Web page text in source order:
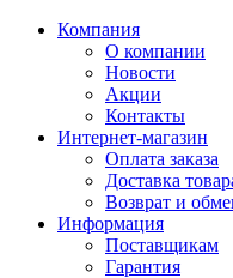
Компания
О компании
Новости
Акции
Контакты
Интернет-магазин
Оплата заказа
Доставка
Возврат и
Информация
Поставщикам
Гарантия